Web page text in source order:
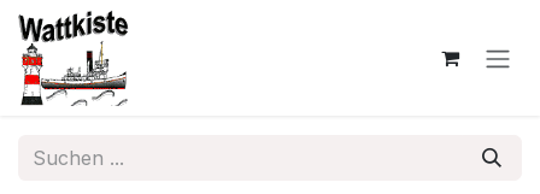
Zum Inhalt springen